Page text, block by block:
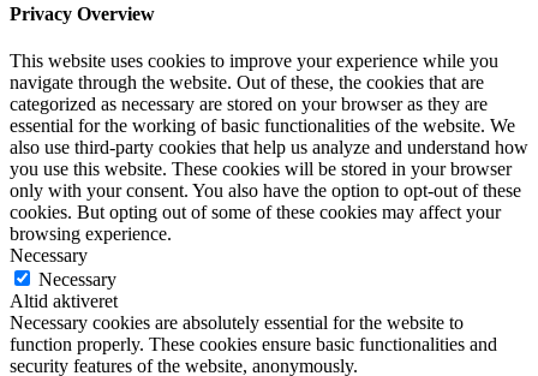
Privacy Overview
This website uses cookies to improve your experience while you
navigate through the website. Out of these, the cookies that are
categorized as necessary are stored on your browser as they are
essential for the working of basic functionalities of the website. We
also use third-party cookies that help us analyze and understand how
you use this website. These cookies will be stored in your browser
only with your consent. You also have the option to opt-out of these
cookies. But opting out of some of these cookies may affect your
browsing experience.
Necessary
Necessary
Altid aktiveret
Necessary cookies are absolutely essential for the website to
function properly. These cookies ensure basic functionalities and
security features of the website, anonymously.